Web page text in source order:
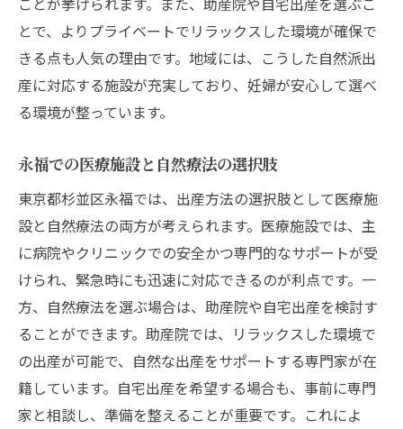
とで、よりプライベートでリラックスした環境が確保で
きる点も人気の理由です。地域には、こうした自然派出
産に対応する施設が充実しており、妊婦が安心して選べ
る環境が整っています。
永福での医療施設と自然療法の選択肢
東京都杉並区永福では、出産方法の選択肢として医療施
設と自然療法の両方が考えられます。医療施設では、主
に病院やクリニックでの安全かつ専門的なサポートが受
けられ、緊急時にも迅速に対応できるのが利点です。一
方、自然療法を選ぶ場合は、助産院や自宅出産を検討す
ることができます。助産院では、リラックスした環境で
の出産が可能で、自然な出産をサポートする専門家が在
籍しています。自宅出産を希望する場合も、事前に専門
家と相談し、準備を整えることが重要です。これによ